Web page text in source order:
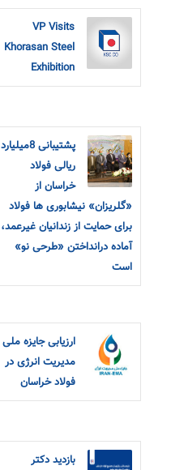
VP Visits
Khorasan Steel
Exhibition
پشتیبانی 8میلیارد
ریالی فولاد
خراسان از
«گلریزان» نیشابوری ها فولاد
برای حمایت از زندانیان غیرعمد،
آماده درانداختن «طرحی نو»
است
ارزیابی جایزه ملی
مدیریت انرژی در
فولاد خراسان
بازدید دکتر